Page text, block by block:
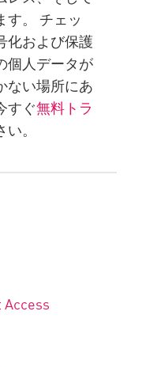
す。 チェッ
化および保護
個人データが
ない場所にあ
すぐ無料トラ
。